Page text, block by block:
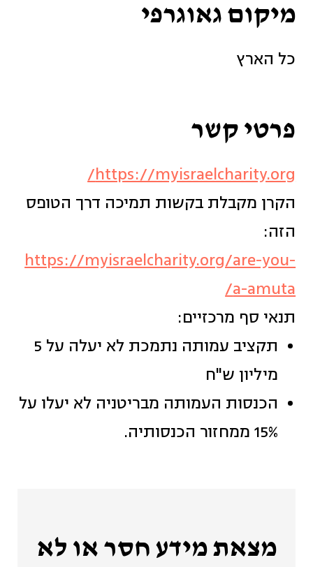
מיקום גאוגרפי
כל הארץ
פרטי קשר
https://myisraelcharity.org/
הקרן מקבלת בקשות תמיכה דרך הטופס
הזה:
https://myisraelcharity.org/are-you-
a-amuta/
תנאי סף מרכזיים:
תקציב עמותה נתמכת לא יעלה על 5
מיליון ש"ח
הכנסות העמותה מבריטניה לא יעלו על
15% ממחזור הכנסותיה.
מצאת מידע חסר או לא